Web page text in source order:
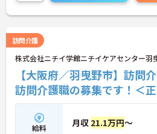
訪問介護
株式会社ニチイ学館ニチイケアセンター羽
【大阪府／羽曳野市】訪問
訪問介護職の募集です！＜
給料 月収 21.1万円～